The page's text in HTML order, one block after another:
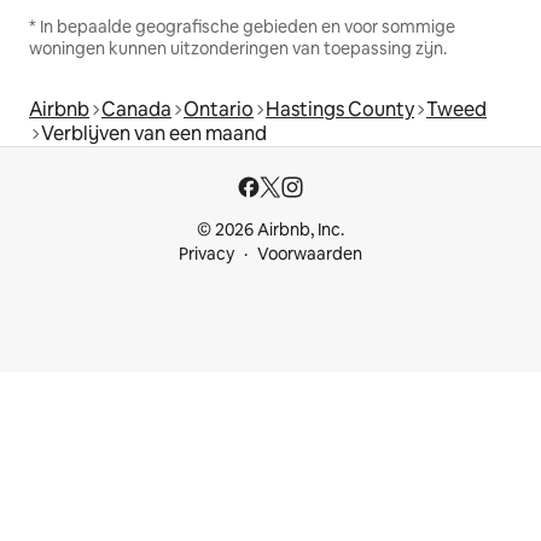
* In bepaalde geografische gebieden en voor sommige
woningen kunnen uitzonderingen van toepassing zijn.
Airbnb Canada Ontario Hastings County Tweed
Verblijven van een maand
© 2026 Airbnb, Inc.
Privacy
Voorwaarden